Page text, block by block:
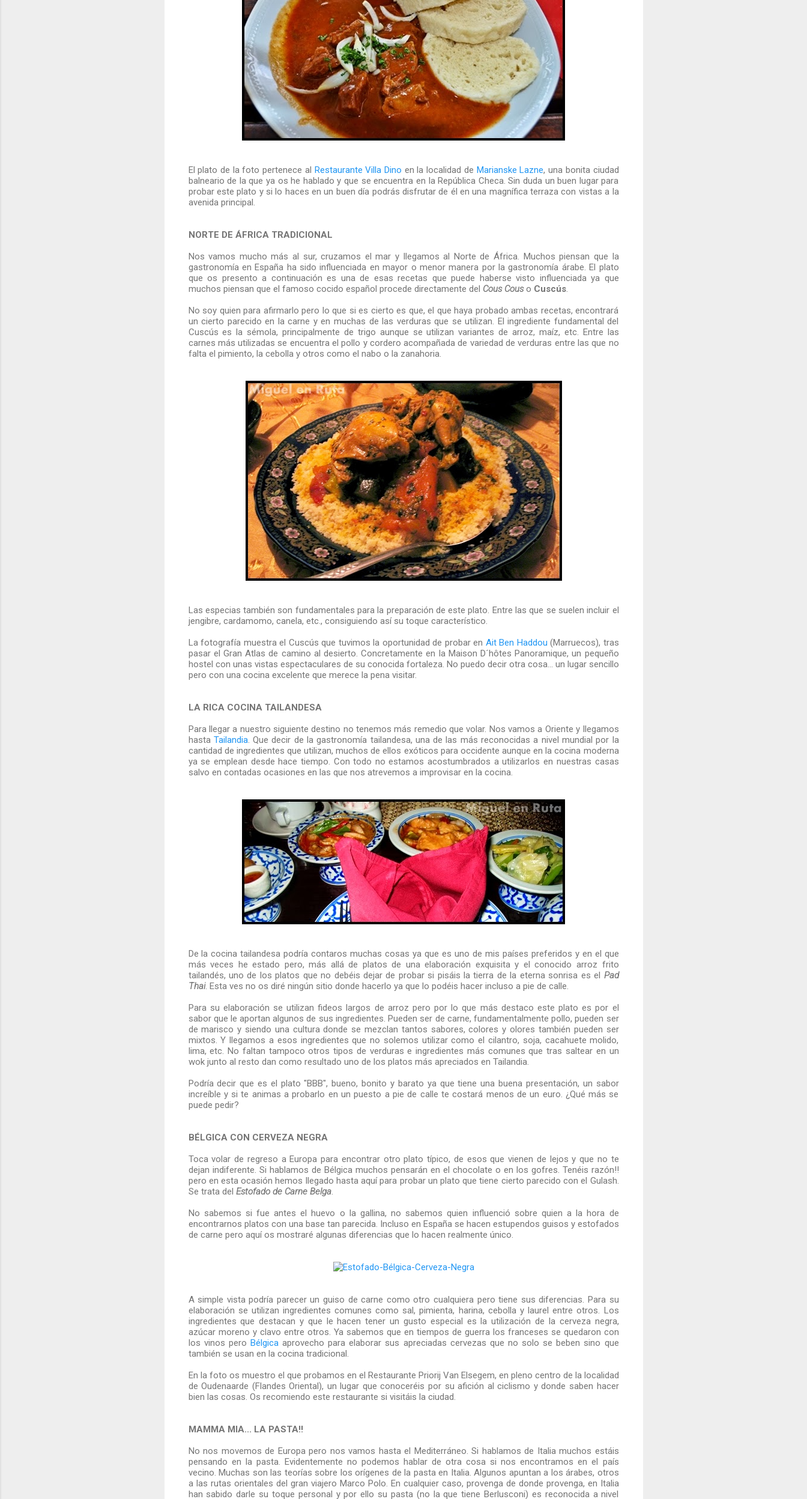
El plato de la foto pertenece al Restaurante Villa Dino en la localidad de Marianske Lazne, una bonita ciudad
balneario de la que ya os he hablado y que se encuentra en la República Checa. Sin duda un buen lugar para
probar este plato y si lo haces en un buen día podrás disfrutar de él en una magnífica terraza con vistas a la
avenida principal.
NORTE DE ÁFRICA TRADICIONAL
Nos vamos mucho más al sur, cruzamos el mar y llegamos al Norte de África. Muchos piensan que la
gastronomía en España ha sido influenciada en mayor o menor manera por la gastronomía árabe. El plato
que os presento a continuación es una de esas recetas que puede haberse visto influenciada ya que
muchos piensan que el famoso cocido español procede directamente del Cous Couso Cuscús.
No soy quien para afirmarlo pero lo que si es cierto es que, el que haya probado ambas recetas, encontrará
un cierto parecido en la carne y en muchas de las verduras que se utilizan. El ingrediente fundamental del
Cuscús es la sémola, principalmente de trigo aunque se utilizan variantes de arroz, maíz, etc. Entre las
carnes más utilizadas se encuentra el pollo y cordero acompañada de variedad de verduras entre las que no
falta el pimiento, la cebolla y otros como el nabo o la zanahoria.
Las especias también son fundamentales para la preparación de este plato. Entre las que se suelen incluir el
jengibre, cardamomo, canela, etc., consiguiendo así su toque característico.
La fotografía muestra el Cuscús que tuvimos la oportunidad de probar en Ait Ben Haddou (Marruecos), tras
pasar el Gran Atlas de camino al desierto. Concretamente en la Maison D´hôtes Panoramique, un pequeño
hostel con unas vistas espectaculares de su conocida fortaleza. No puedo decir otra cosa... un lugar sencillo
pero con una cocina excelente que merece la pena visitar.
LA RICA COCINA TAILANDESA
Para llegar a nuestro siguiente destino no tenemos más remedio que volar. Nos vamos a Oriente y llegamos
hasta Tailandia . Que decir de la gastronomía tailandesa, una de las más reconocidas a nivel mundial por la
cantidad de ingredientes que utilizan, muchos de ellos exóticos para occidente aunque en la cocina moderna
ya se emplean desde hace tiempo. Con todo no estamos acostumbrados a utilizarlos en nuestras casas
salvo en contadas ocasiones en las que nos atrevemos a improvisar en la cocina.
De la cocina tailandesa podría contaros muchas cosas ya que es uno de mis países preferidos y en el que
más veces he estado pero, más allá de platos de una elaboración exquisita y el conocido arroz frito
tailandés, uno de los platos que no debéis dejar de probar si pisáis la tierra de la eterna sonrisa es el Pad
Thai. Esta ves no os diré ningún sitio donde hacerlo ya que lo podéis hacer incluso a pie de calle.
Para su elaboración se utilizan fideos largos de arroz pero por lo que más destaco este plato es por el
sabor que le aportan algunos de sus ingredientes. Pueden ser de carne, fundamentalmente pollo, pueden ser
de marisco y siendo una cultura donde se mezclan tantos sabores, colores y olores también pueden ser
mixtos. Y llegamos a esos ingredientes que no solemos utilizar como el cilantro, soja, cacahuete molido,
lima, etc. No faltan tampoco otros tipos de verduras e ingredientes más comunes que tras saltear en un
wok junto al resto dan como resultado uno de los platos más apreciados en Tailandia.
Podría decir que es el plato "BBB", bueno, bonito y barato ya que tiene una buena presentación, un sabor
increíble y si te animas a probarlo en un puesto a pie de calle te costará menos de un euro. ¿Qué más se
puede pedir?
BÉLGICA CON CERVEZA NEGRA
Toca volar de regreso a Europa para encontrar otro plato típico, de esos que vienen de lejos y que no te
dejan indiferente. Si hablamos de Bélgica muchos pensarán en el chocolate o en los gofres. Tenéis razón!!
pero en esta ocasión hemos llegado hasta aquí para probar un plato que tiene cierto parecido con el Gulash.
Se trata del Estofado de Carne Belga.
No sabemos si fue antes el huevo o la gallina, no sabemos quien influenció sobre quien a la hora de
encontrarnos platos con una base tan parecida. Incluso en España se hacen estupendos guisos y estofados
de carne pero aquí os mostraré algunas diferencias que lo hacen realmente único.
A simple vista podría parecer un guiso de carne como otro cualquiera pero tiene sus diferencias. Para su
elaboración se utilizan ingredientes comunes como sal, pimienta, harina, cebolla y laurel entre otros. Los
ingredientes que destacan y que le hacen tener un gusto especial es la utilización de la cerveza negra,
azúcar moreno y clavo entre otros. Ya sabemos que en tiempos de guerra los franceses se quedaron con
los vinos pero Bélgica aprovecho para elaborar sus apreciadas cervezas que no solo se beben sino que
también se usan en la cocina tradicional.
En la foto os muestro el que probamos en el Restaurante Priorij Van Elsegem, en pleno centro de la localidad
de Oudenaarde (Flandes Oriental), un lugar que conoceréis por su afición al ciclismo y donde saben hacer
bien las cosas. Os recomiendo este restaurante si visitáis la ciudad.
MAMMA MIA... LA PASTA!!
No nos movemos de Europa pero nos vamos hasta el Mediterráneo. Si hablamos de Italia muchos estáis
pensando en la pasta. Evidentemente no podemos hablar de otra cosa si nos encontramos en el país
vecino. Muchas son las teorías sobre los orígenes de la pasta en Italia. Algunos apuntan a los árabes, otros
a las rutas orientales del gran viajero Marco Polo. En cualquier caso, provenga de donde provenga, en Italia
han sabido darle su toque personal y por ello su pasta (no la que tiene Berlusconi) es reconocida a nivel